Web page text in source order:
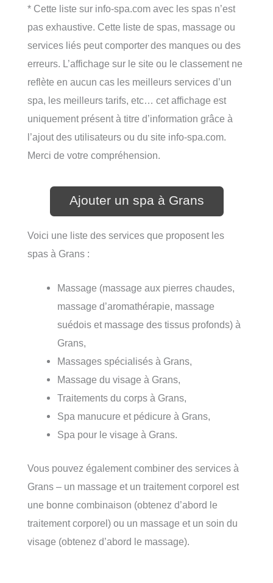
* Cette liste sur info-spa.com avec les spas n’est
pas exhaustive. Cette liste de spas, massage ou
services liés peut comporter des manques ou des
erreurs. L’affichage sur le site ou le classement ne
reflète en aucun cas les meilleurs services d’un
spa, les meilleurs tarifs, etc… cet affichage est
uniquement présent à titre d’information grâce à
l’ajout des utilisateurs ou du site info-spa.com.
Merci de votre compréhension.
Ajouter un spa à Grans
Voici une liste des services que proposent les
spas à Grans :
Massage (massage aux pierres chaudes,
massage d’aromathérapie, massage
suédois et massage des tissus profonds) à
Grans,
Massages spécialisés à Grans,
Massage du visage à Grans,
Traitements du corps à Grans,
Spa manucure et pédicure à Grans,
Spa pour le visage à Grans.
Vous pouvez également combiner des services à
Grans – un massage et un traitement corporel est
une bonne combinaison (obtenez d’abord le
traitement corporel) ou un massage et un soin du
visage (obtenez d’abord le massage).